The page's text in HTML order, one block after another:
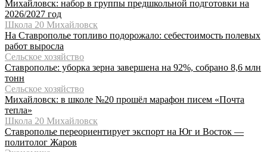
Михайловск: набор в группы предшкольной подготовки на
2026/2027 год
Школа 20 Михайловск
На Ставрополье топливо подорожало: себестоимость полевых
работ выросла
Сельское хозяйство
Ставрополье: уборка зерна завершена на 92%, собрано 8,6 млн
тонн
Сельское хозяйство
Михайловск: в школе №20 прошёл марафон писем «Почта
тепла»
Школа 20 Михайловск
Ставрополье переориентирует экспорт на Юг и Восток —
политолог Жаров